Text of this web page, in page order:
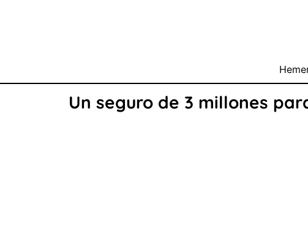
Un seguro de 3 millones